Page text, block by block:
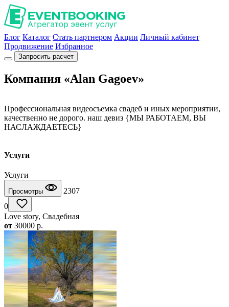
Блог Каталог Стать партнером Акции Личный кабинет
Продвижение Избранное
Запросить расчет
Компания «Alan Gagoev»
Профессиональная видеосъемка свадеб и иных мероприятии,
качественно не дорого. наш девиз {МЫ РАБОТАЕМ, ВЫ
НАСЛАЖДАЕТЕСЬ}
Услуги
Услуги
Просмотры
2307
0
Love story, Свадебная
от 30000 p.